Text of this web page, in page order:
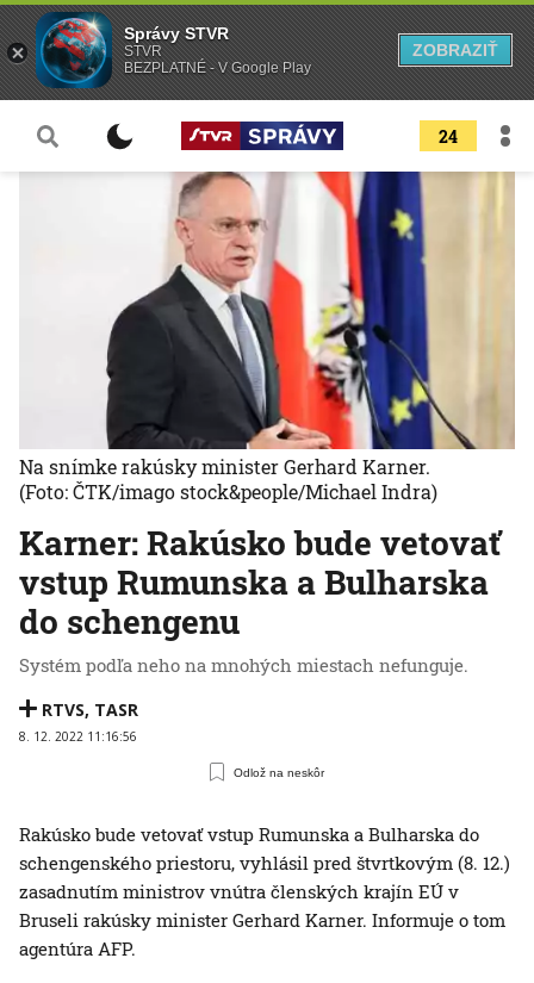
24
Karner: Rakúsko bude vetovať
vstup Rumunska a Bulharska
do schengenu
Systém podľa neho na mnohých miestach nefunguje.
RTVS, TASR
8. 12. 2022 11:16:56
Odlož na neskôr
Na snímke rakúsky minister Gerhard Karner.
(Foto: ČTK/imago stock&people/Michael Indra)
Rakúsko bude vetovať vstup Rumunska a Bulharska do
schengenského priestoru, vyhlásil pred štvrtkovým (8. 12.)
zasadnutím ministrov vnútra členských krajín EÚ v
Bruseli rakúsky minister Gerhard Karner. Informuje o tom
agentúra AFP.
Správy STVR
STVR
BEZPLATNÉ - V Google Play
ZOBRAZIŤ